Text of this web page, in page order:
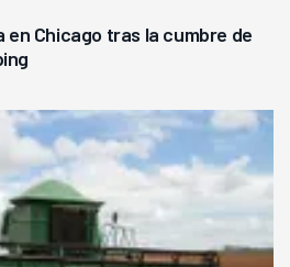
en Chicago tras la cumbre de